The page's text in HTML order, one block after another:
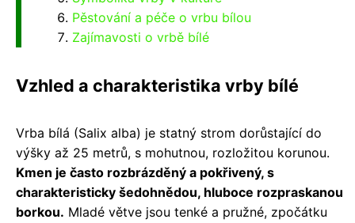
Pěstování a péče o vrbu bílou
Zajímavosti o vrbě bílé
Vzhled a charakteristika vrby bílé
Vrba bílá (Salix alba) je statný strom dorůstající do
výšky až 25 metrů, s mohutnou, rozložitou korunou.
Kmen je často rozbrázděný a pokřivený, s
charakteristicky šedohnědou, hluboce rozpraskanou
borkou. Mladé větve jsou tenké a pružné, zpočátku